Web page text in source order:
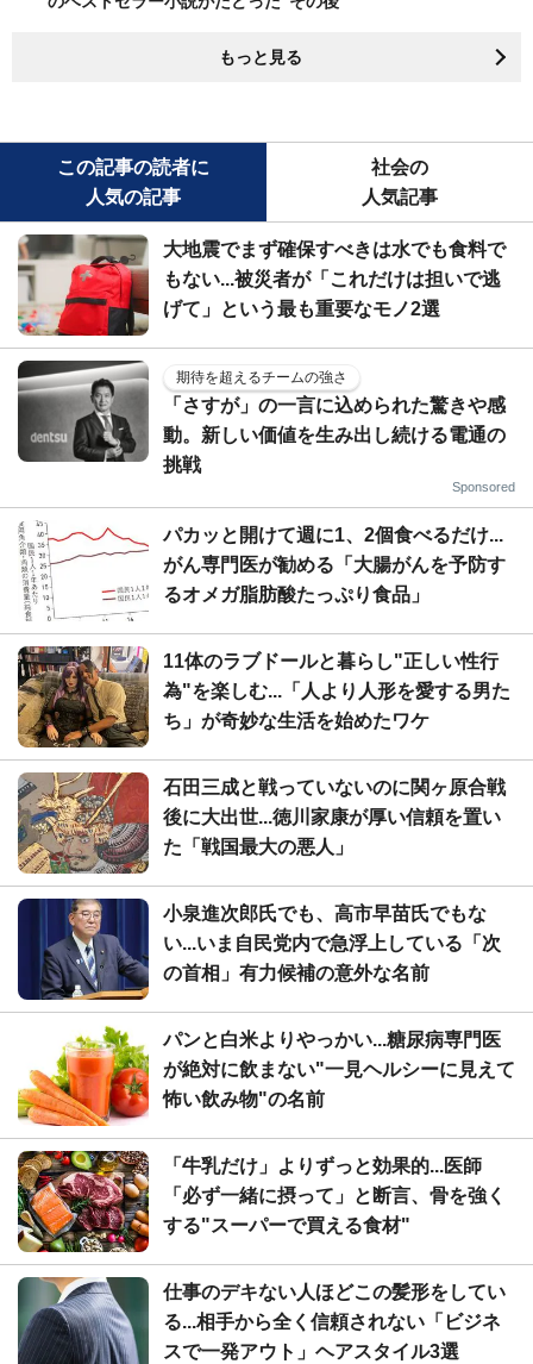
もっと見る
この記事の読者に
人気の記事
社会の
人気記事
大地震でまず確保すべきは水でも食料で
もない...被災者が「これだけは担いで逃
げて」という最も重要なモノ2選
期待を超えるチームの強さ
「さすが」の一言に込められた驚きや感
動。新しい価値を生み出し続ける電通の
挑戦
Sponsored
パカッと開けて週に1、2個食べるだけ...
がん専門医が勧める「大腸がんを予防す
るオメガ脂肪酸たっぷり食品」
11体のラブドールと暮らし"正しい性行
為"を楽しむ...「人より人形を愛する男た
ち」が奇妙な生活を始めたワケ
石田三成と戦っていないのに関ヶ原合戦
後に大出世...徳川家康が厚い信頼を置い
た「戦国最大の悪人」
小泉進次郎氏でも、高市早苗氏でもな
い...いま自民党内で急浮上している「次
の首相」有力候補の意外な名前
パンと白米よりやっかい...糖尿病専門医
が絶対に飲まない"一見ヘルシーに見えて
怖い飲み物"の名前
「牛乳だけ」よりずっと効果的...医師
「必ず一緒に摂って」と断言、骨を強く
する"スーパーで買える食材"
仕事のデキない人ほどこの髪形をしてい
る...相手から全く信頼されない「ビジネ
スで一発アウト」ヘアスタイル3選